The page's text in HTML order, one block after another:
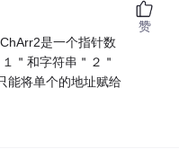
是一个指针数
＂和字符串＂２＂
能将单个的地址赋给
赞